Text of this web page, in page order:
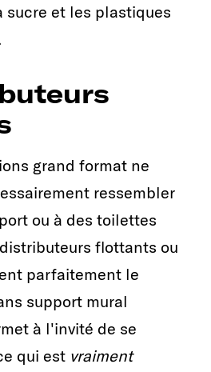
sucre et les plastiques
grand format ne
ressembler
ou à des toilettes
flottants ou
parfaitement le
support mural
à l'invité de se
qui est vraiment